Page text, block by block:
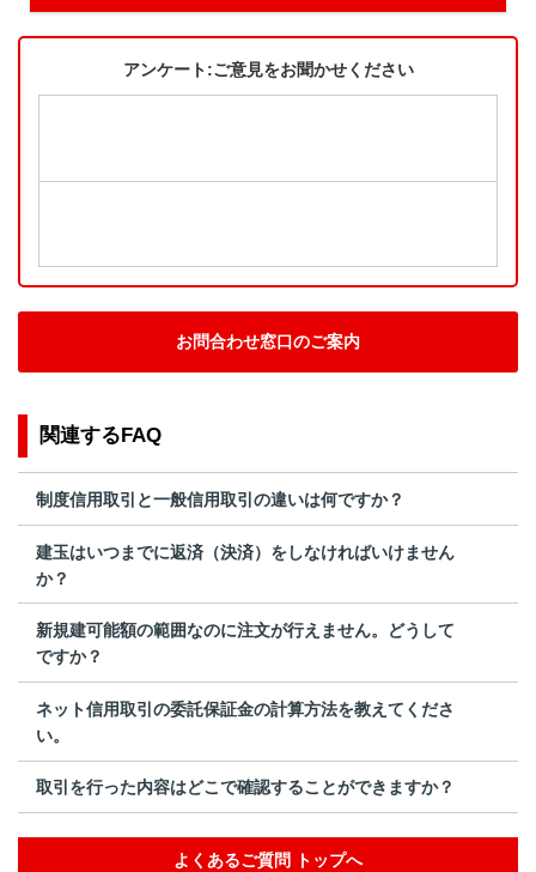
アンケート:ご意見をお聞かせください
お問合わせ窓口のご案内
関連するFAQ
制度信用取引と一般信用取引の違いは何ですか？
建玉はいつまでに返済（決済）をしなければいけません
か？
新規建可能額の範囲なのに注文が行えません。どうして
ですか？
ネット信用取引の委託保証金の計算方法を教えてくださ
い。
取引を行った内容はどこで確認することができますか？
よくあるご質問 トップへ